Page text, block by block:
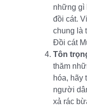
những gì
đồi cát.
chung là
Đồi cát
Tôn
thăm
hóa, hãy
người
xả rác